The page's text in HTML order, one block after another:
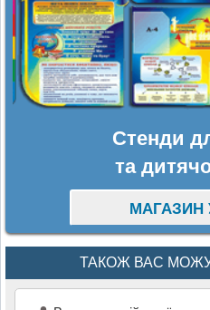
Стенди
та
МАГАЗИН
ТАКОЖ ВАС